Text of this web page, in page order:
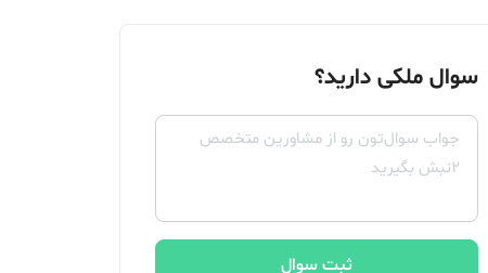
سوال ملکی دارید؟
ثبت سوال